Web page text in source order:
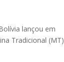
lançou em
Tradicional (MT)